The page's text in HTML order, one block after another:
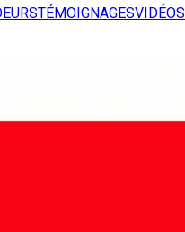
TÉMOIGNAGESVIDÉOS